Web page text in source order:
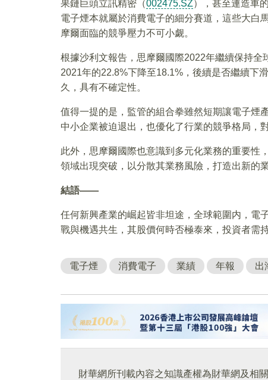
果鏈巨頭立訊精密（002475.SZ），甚至連造車
電子煙本就屬於消費電子的細分賽道，這些大白
摩爾面臨的競爭壓力不可小觑。
根據沙利文報告，思摩爾國際2022年繼續保持
2021年的22.8%下降至18.1%，後續是否繼續下
久，具有不確定性。
值得一提的是，監管的組合拳雖然短期讓電子煙
中小企業被迫退出，也優化了行業的競爭格局，
此外，思摩爾國際也意識到多元化業務的重要性
領域出現突破，以分散其業務風險，打造出新的
結語——
任何新興產業的崛起皆非坦途，全球範圍内，電
戰與機遇共生，其股價何時否極泰來，投資者需持
電子煙 消費電子 業績 年報 出
財華網所刊載內容之知識產權為財華網及相